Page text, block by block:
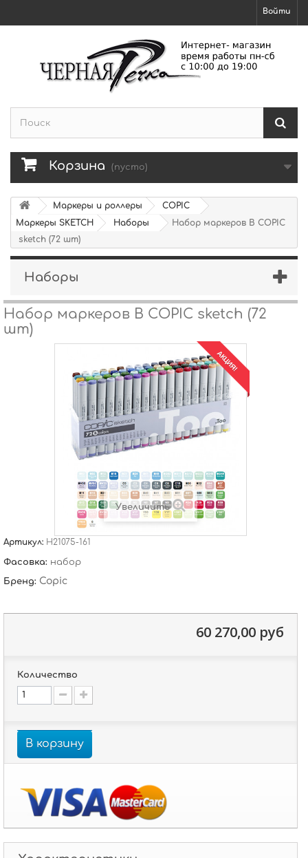
Войти
Корзина (пусто)
Маркеры и роллеры
COPIC
Маркеры SKETCH
Наборы
Набор маркеров B COPIC
sketch (72 шт)
Наборы
Набор маркеров B COPIC sketch (72
шт)
АКЦИЯ!
Увеличить
Артикул: H21075-161
Фасовка: набор
Бренд: Copic
60 270,00 руб
Количество
В корзину